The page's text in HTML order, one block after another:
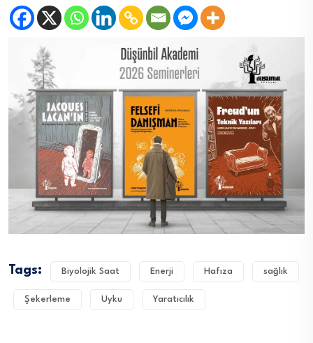
Tags: Biyolojik Saat Enerji Hafıza sağlık
Şekerleme Uyku Yaratıcılık